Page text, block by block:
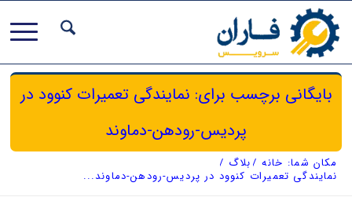
بایگانی برچسب برای: نمایندگی تعمیرات کنوود در
پردیس-رودهن-دماوند
مکان شما: خانه /بلاگ /
نمایندگی تعمیرات کنوود در پردیس-رودهن-دماوند...